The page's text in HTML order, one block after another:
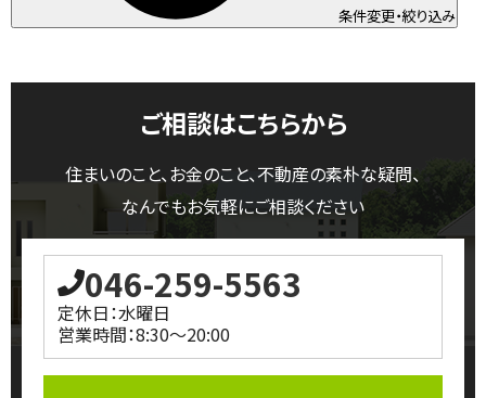
条件変更・絞り込み
ご相談はこちらから
住まいのこと、お金のこと、不動産の素朴な疑問、
なんでもお気軽にご相談ください
046-259-5563
定休日：水曜日
営業時間：8:30～20:00